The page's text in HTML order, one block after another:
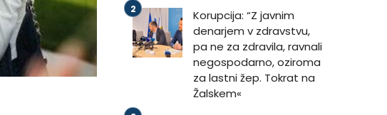
Korupcija: “Z javnim
denarjem v zdravstvu,
pa ne za zdravila, ravnali
negospodarno, oziroma
za lastni žep. Tokrat na
Žalskem«